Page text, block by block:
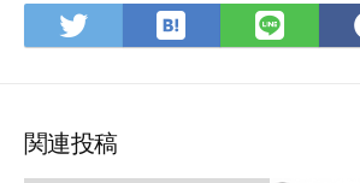
Twitter
で
は
て
LINE
で
関連投稿